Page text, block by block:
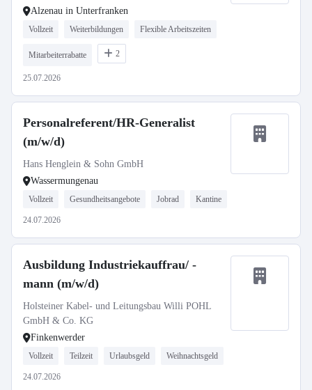
Alzenau in Unterfranken
Vollzeit Weiterbildungen Flexible Arbeitszeiten
Mitarbeiterrabatte 2
25.07.2026
Personalreferent/HR-Generalist
(m/w/d)
Hans Henglein & Sohn GmbH
Wassermungenau
Vollzeit Gesundheitsangebote Jobrad Kantine
24.07.2026
Ausbildung Industriekauffrau/ -
mann (m/w/d)
Holsteiner Kabel- und Leitungsbau Willi POHL
GmbH & Co. KG
Finkenwerder
Vollzeit Teilzeit Urlaubsgeld Weihnachtsgeld
24.07.2026